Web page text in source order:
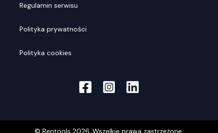
Regulamin serwisu
Polityka prywatności
Polityka cookies
© Rentools 2026 . Wszelkie prawa zastrzeżone.